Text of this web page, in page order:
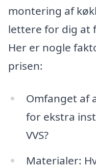
montering af
lettere for dig at
Her er nogle
prisen:
Omfanget af
for ekstra
VVS?
Materialer: